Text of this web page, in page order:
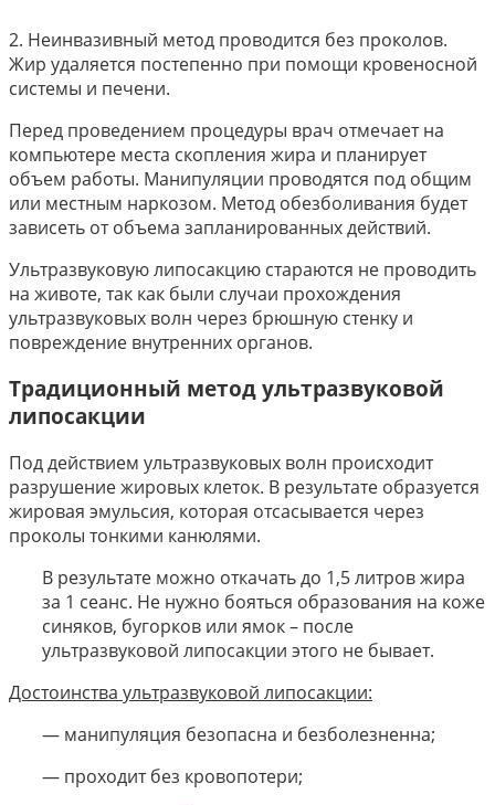
2. Неинвазивный метод проводится без проколов.
Жир удаляется постепенно при помощи кровеносной
системы и печени.
Перед проведением процедуры врач отмечает на
компьютере места скопления жира и планирует
объем работы. Манипуляции проводятся под общим
или местным наркозом. Метод обезболивания будет
зависеть от объема запланированных действий.
Ультразвуковую липосакцию стараются не проводить
на животе, так как были случаи прохождения
ультразвуковых волн через брюшную стенку и
повреждение внутренних органов.
Традиционный метод ультразвуковой
липосакции
Под действием ультразвуковых волн происходит
разрушение жировых клеток. В результате образуется
жировая эмульсия, которая отсасывается через
проколы тонкими канюлями.
В результате можно откачать до 1,5 литров жира
за 1 сеанс. Не нужно бояться образования на коже
синяков, бугорков или ямок – после
ультразвуковой липосакции этого не бывает.
Достоинства ультразвуковой липосакции:
— манипуляция безопасна и безболезненна;
— проходит без кровопотери;